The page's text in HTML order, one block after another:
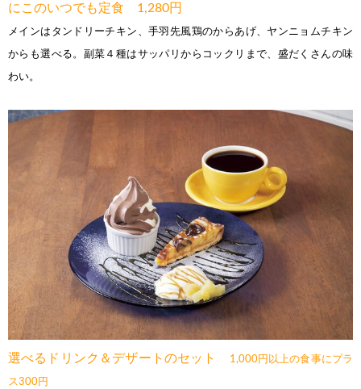
にこのいつでも定食 1,280円
メインはタンドリーチキン、手羽先風鶏のからあげ、ヤンニョムチキン
からも選べる。副菜４種はサッパリからコックリまで、盛だくさんの味
わい。
選べるドリンク＆デザートのセット 1,000円以上の食事にプラ
ス300円